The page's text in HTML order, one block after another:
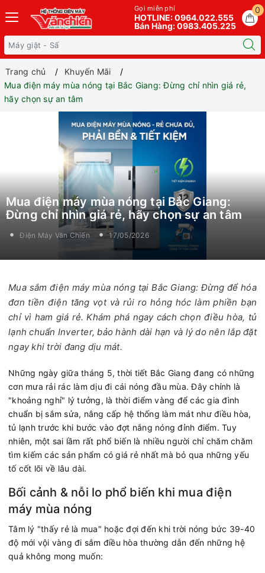
0
Gọi miễn phí
HOTLINE: 0964.022.555
Bán Hàng: 0983.405.225
Trang chủ
Khuyến Mãi
Mua điện máy mùa nóng tại Bắc Giang: Đừng chỉ nhìn giá rẻ,
hãy chọn sự an tâm
Mua điện máy mùa nóng tại Bắc Giang:
Đừng chỉ nhìn giá rẻ, hãy chọn sự an tâm
Điện Máy Văn Chiến 17/05/2026
Mua sắm điện máy mùa nóng tại Bắc Giang: Đừng để hóa
đơn tiền điện tăng vọt và rủi ro hỏng hóc làm phiền bạn
chỉ vì ham giá rẻ. Khám phá ngay cách chọn điều hòa, tủ
lạnh chuẩn Inverter, bảo hành dài hạn và lý do nên lắp đặt
ngay khi trời đang dịu mát.
Những ngày giữa tháng 5, thời tiết Bắc Giang đang có những
cơn mưa rải rác làm dịu đi cái nóng đầu mùa. Đây chính là
"khoảng nghỉ" lý tưởng, là thời điểm vàng để các gia đình
chuẩn bị sắm sửa, nâng cấp hệ thống làm mát như điều hòa,
tủ lạnh trước khi bước vào đợt nắng nóng đỉnh điểm. Tuy
nhiên, một sai lầm rất phổ biến là nhiều người chỉ chăm chăm
tìm kiếm các sản phẩm có giá rẻ nhất mà bỏ qua những yếu
tố cốt lõi về lâu dài.
Bối cảnh & nỗi lo phổ biến khi mua điện
máy mùa nóng
Tâm lý "thấy rẻ là mua" hoặc đợi đến khi trời nóng bức 39-40
độ mới vội vàng đi sắm điều hòa thường dẫn đến những hệ
quả không mong muốn: